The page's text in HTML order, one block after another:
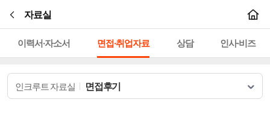
자료실
이력서·자소서 면접·취업자료 상담 인사·비즈
인크루트 자료실 면접후기